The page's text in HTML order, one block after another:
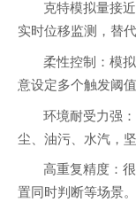
克特模拟量接
实时位移监测，替
柔性控制：模
意设定多个触发阈
环境耐受力强
尘、油污、水汽，
高重复精度：
置同时判断等场景。